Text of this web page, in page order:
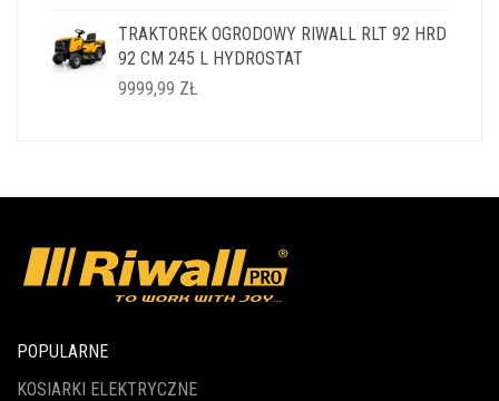
WYNOSIŁA:
14999,99 ZŁ.
WYNOSI:
11999,99 ZŁ.
TRAKTOREK OGRODOWY RIWALL RLT 92 HRD
92 CM 245 L HYDROSTAT
9999,99 ZŁ
POPULARNE
KOSIARKI ELEKTRYCZNE